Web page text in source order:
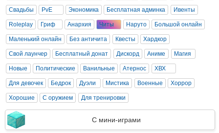
Свадьбы PvE Экономика Бесплатная админка Ивенты
Roleplay Гриф Анархия Читы Наруто Большой онлайн
Маленький онлайн Без античита Квесты Хардкор
Свой лаунчер Бесплатный донат Дискорд Аниме Магия
Новые Политические Ванильные Атернос ХВХ
Для девочек Бедрок Дуэли Мистика Военные Хоррор
Хорошие С оружием Для тренировки
С мини-играми